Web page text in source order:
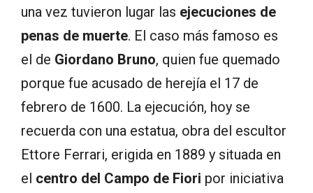
una vez tuvieron lugar las ejecuciones de
penas de muerte. El caso más famoso es
el de Giordano Bruno, quien fue quemado
porque fue acusado de herejía el 17 de
febrero de 1600. La ejecución, hoy se
recuerda con una estatua, obra del escultor
Ettore Ferrari, erigida en 1889 y situada en
el centro del Campo de Fiori por iniciativa